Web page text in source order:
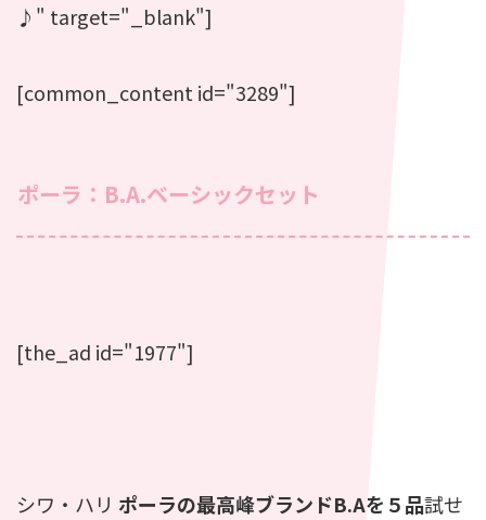
♪" target="_blank"]
[common_content id="3289"]
ポーラ：B.A.ベーシックセット
[the_ad id="1977"]
シワ・ハリ ポーラの最高峰ブランドB.Aを５品試せ